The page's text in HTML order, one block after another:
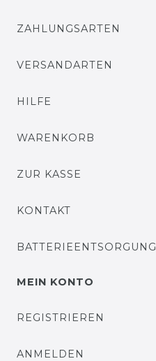
ZAHLUNGSARTEN
VERSANDARTEN
HILFE
WARENKORB
ZUR KASSE
KONTAKT
BATTERIEENTSORGUNG
MEIN KONTO
REGISTRIEREN
ANMELDEN